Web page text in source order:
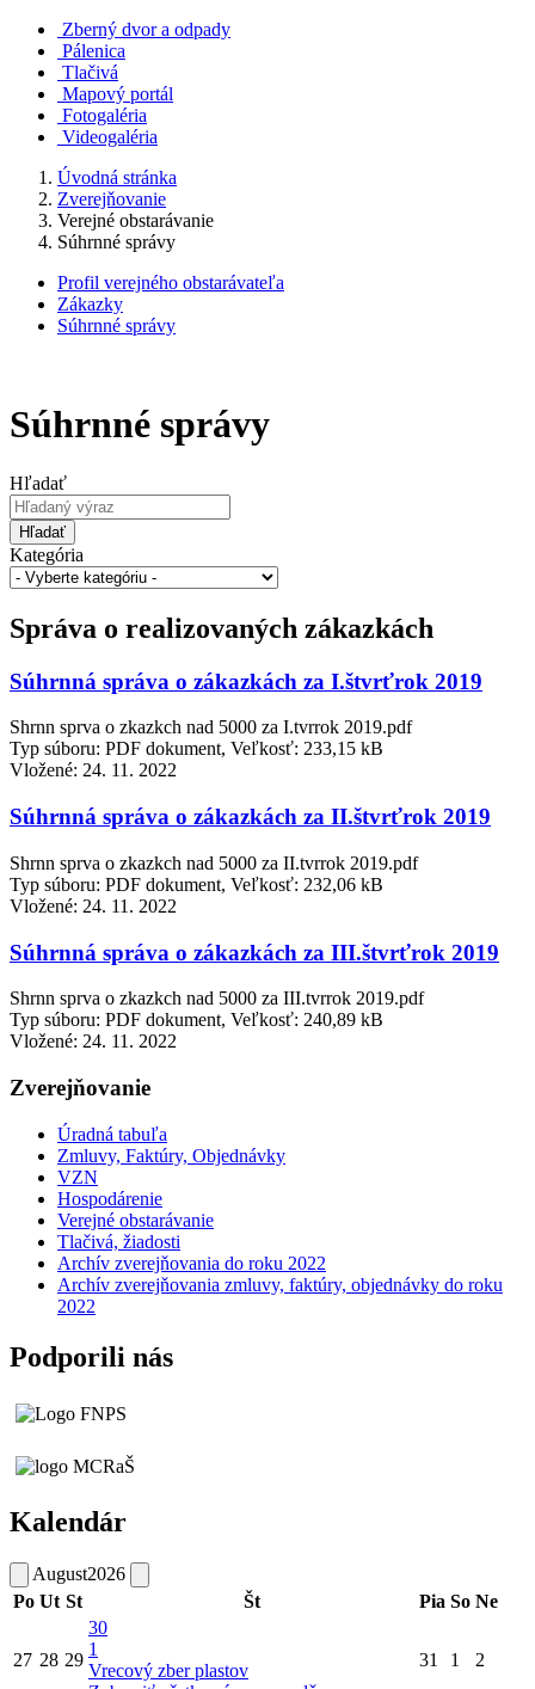
Zberný dvor a odpady
Pálenica
Tlačivá
Mapový portál
Fotogaléria
Videogaléria
Úvodná stránka
Zverejňovanie
Verejné obstarávanie
Súhrnné správy
Profil verejného obstarávateľa
Zákazky
Súhrnné správy
Súhrnné správy
Hľadať
Hľadať
Kategória
Správa o realizovaných zákazkách
Súhrnná správa o zákazkách za I.štvrťrok 2019
Shrnn sprva o zkazkch nad 5000 za I.tvrrok 2019.pdf
Typ súboru: PDF dokument, Veľkosť: 233,15 kB
Vložené: 24. 11. 2022
Súhrnná správa o zákazkách za II.štvrťrok 2019
Shrnn sprva o zkazkch nad 5000 za II.tvrrok 2019.pdf
Typ súboru: PDF dokument, Veľkosť: 232,06 kB
Vložené: 24. 11. 2022
Súhrnná správa o zákazkách za III.štvrťrok 2019
Shrnn sprva o zkazkch nad 5000 za III.tvrrok 2019.pdf
Typ súboru: PDF dokument, Veľkosť: 240,89 kB
Vložené: 24. 11. 2022
Zverejňovanie
Úradná tabuľa
Zmluvy, Faktúry, Objednávky
VZN
Hospodárenie
Verejné obstarávanie
Tlačivá, žiadosti
Archív zverejňovania do roku 2022
Archív zverejňovania zmluvy, faktúry, objednávky do roku
2022
Podporili nás
Kalendár
August2026
Po Ut St Št Pia So Ne
27 28 29
30
1
Vrecový zber plastov
31 1 2